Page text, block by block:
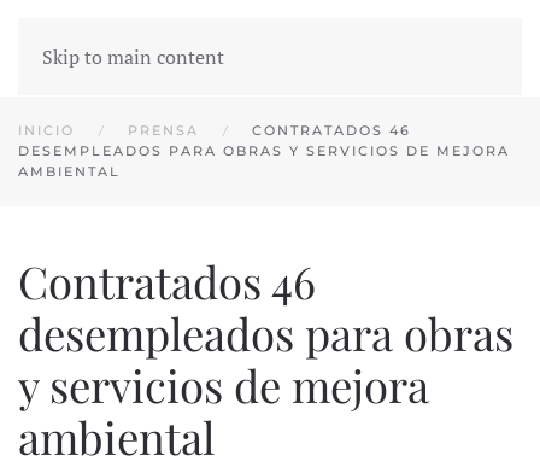
Skip to main content
INICIO PRENSA
CONTRATADOS 46
DESEMPLEADOS PARA OBRAS Y SERVICIOS DE MEJORA
AMBIENTAL
Contratados 46
desempleados para obras
y servicios de mejora
ambiental